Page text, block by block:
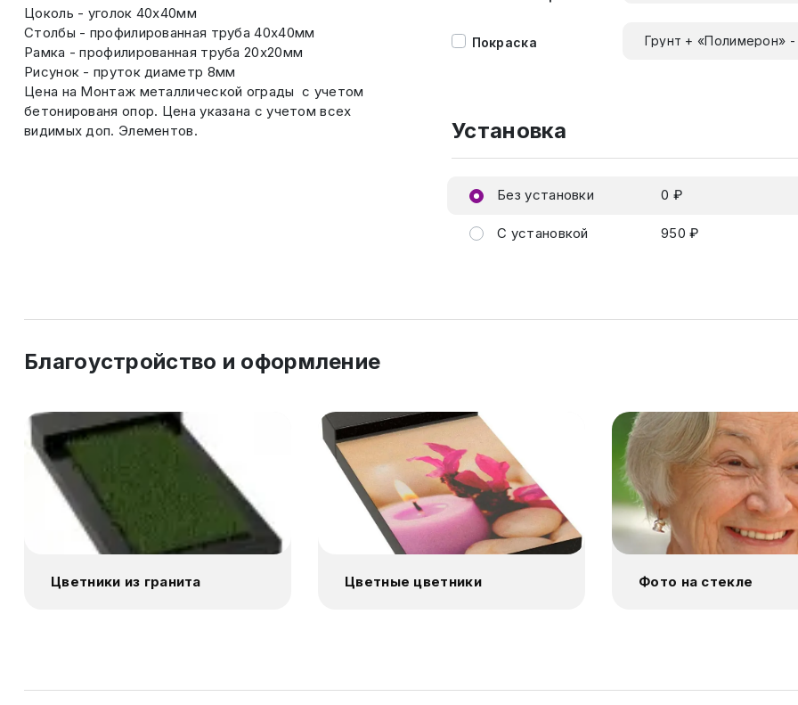
Цоколь - уголок 40х40мм
Столбы - профилированная труба 40х40мм
Рамка - профилированная труба 20х20мм
Рисунок - пруток диаметр 8мм
Цена на Монтаж металлической ограды с учетом
бетонированя опор. Цена указана с учетом всех
видимых доп. Элементов.
Покраска Грунт + «Полимерон»
Установка
Без установки 0 ₽
С установкой 950 ₽
Благоустройство и оформление
Цветники из гранита Цветные цветники Фото на стекле